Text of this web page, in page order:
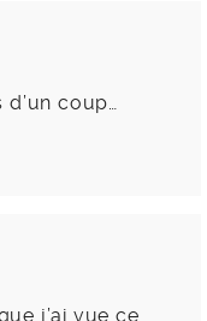
coup…
j’ai vue ce